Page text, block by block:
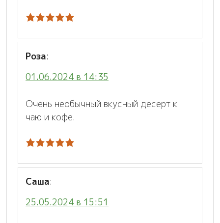
Роза:
01.06.2024 в 14:35
Очень необычный вкусный десерт к
чаю и кофе.
Саша:
25.05.2024 в 15:51